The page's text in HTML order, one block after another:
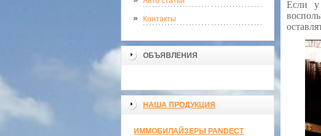
Контакты
ОБЪЯВЛЕНИЯ
НАША ПРОДУКЦИЯ
ИММОБИЛАЙЗЕРЫ PANDECT
Если у